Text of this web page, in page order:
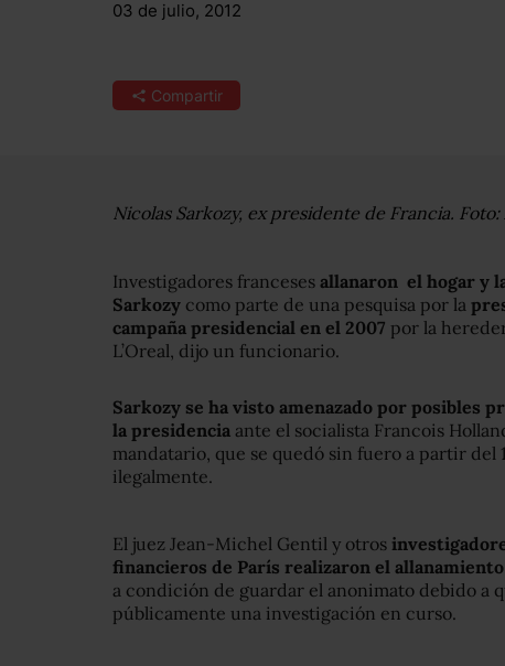
03 de julio, 2012
Compartir
Nicolas Sarkozy, ex presidente de Francia. Foto:
Investigadores franceses allanaron el hogar y
Sarkozy como parte de una pesquisa por la
campaña presidencial en el 2007 por la
L’Oreal, dijo un funcionario.
Sarkozy se ha visto amenazado por posibles
la presidencia ante el socialista Francois
mandatario, que se quedó sin fuero a partir del
ilegalmente.
El juez Jean-Michel Gentil y otros
financieros de París realizaron el allanamiento
a condición de guardar el anonimato debido a
públicamente una investigación en curso.